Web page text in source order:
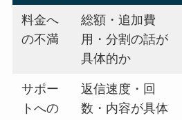
料金へ
の不満
総額・追加費
用・分割の話が
具体的か
サポー
トへの
返信速度・回
数・内容が具体